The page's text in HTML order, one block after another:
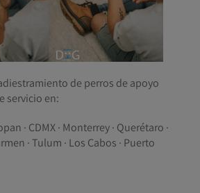
de perros de apoyo
servicio en:
· CDMX · Monterrey · Querétaro ·
· Tulum · Los Cabos · Puerto